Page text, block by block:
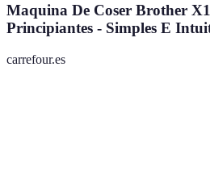
Maquina De Coser Brother
Principiantes - Simples E
carrefour.es